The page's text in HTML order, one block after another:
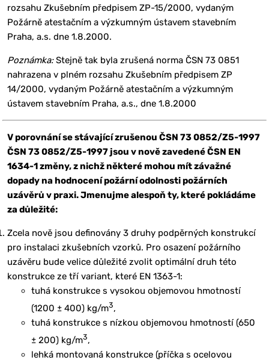
rozsahu Zkušebním předpisem ZP-15/2000, vydaným
Požárně atestačním a výzkumným ústavem stavebním
Praha, a.s. dne 1.8.2000.
Poznámka:Stejně tak byla zrušená norma ČSN 73 0851
nahrazena v plném rozsahu Zkušebním předpisem ZP
14/2000, vydaným Požárně atestačním a výzkumným
ústavem stavebním Praha, a.s., dne 1.8.2000
V porovnání se stávající zrušenou ČSN 73 0852/Z5-1997
ČSN 73 0852/Z5-1997 jsou v nově zavedené ČSN EN
1634-1 změny, z nichž některé mohou mít závažné
dopady na hodnocení požární odolnosti požárních
uzávěrů v praxi. Jmenujme alespoň ty, které pokládáme
za důležité:
Zcela nově jsou definovány 3 druhy podpěrných konstrukcí
pro instalaci zkušebních vzorků. Pro osazení požárního
uzávěru bude velice důležité zvolit optimální druh této
konstrukce ze tří variant, které EN 1363-1:
tuhá konstrukce s vysokou objemovou hmotností
(1200 ± 400) kg/m3,
tuhá konstrukce s nízkou objemovou hmotností (650
± 200) kg/m3,
lehká montovaná konstrukce (příčka s ocelovou